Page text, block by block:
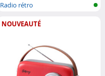
Radio rétro
NOUVEAUTÉ